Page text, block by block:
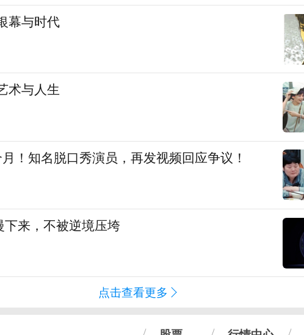
幕与时代
术与人生
！知名脱口秀演员，再发视频回应争议！
来，不被逆境压垮
点击查看更多